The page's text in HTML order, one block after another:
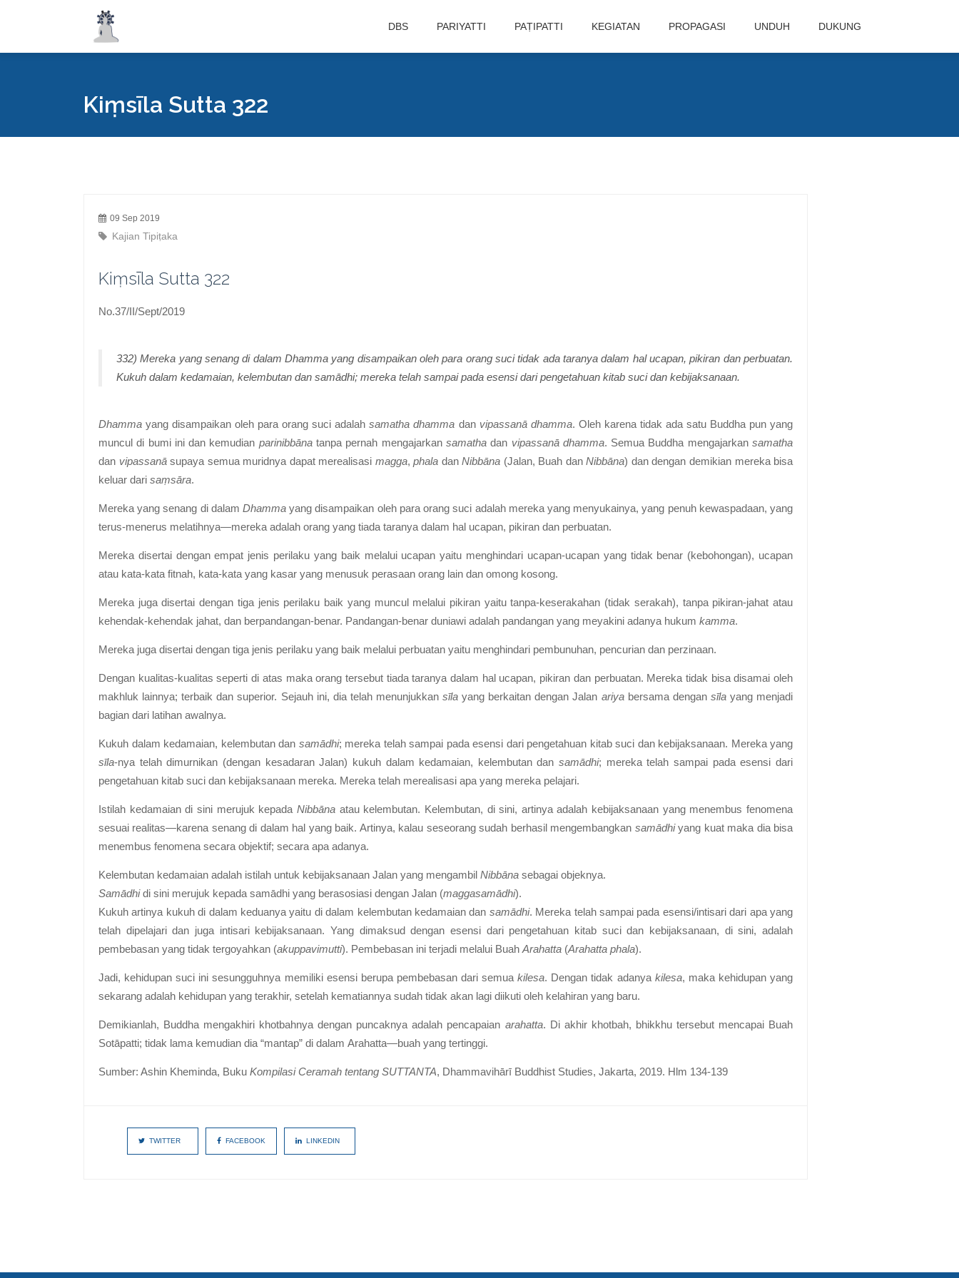
DBS PARIYATTI PAṬIPATTI KEGIATAN PROPAGASI UNDUH DUKUNG
Kiṃsīla Sutta 322
09 Sep 2019
Kajian Tipiṭaka
Kiṃsīla Sutta 322
No.37/II/Sept/2019
332) Mereka yang senang di dalam Dhamma yang disampaikan oleh para orang suci tidak ada taranya dalam hal ucapan, pikiran dan perbuatan.
Kukuh dalam kedamaian, kelembutan dan samādhi; mereka telah sampai pada esensi dari pengetahuan kitab suci dan kebijaksanaan.
Dhamma yang disampaikan oleh para orang suci adalahsamatha dhamma dan vipassanā dhamma. Oleh karena tidak ada satu Buddha pun yang
muncul di bumi ini dan kemudian parinibbānatanpa pernah mengajarkan samathadan vipassanā dhamma. Semua Buddha mengajarkansamatha
dan vipassanāsupaya semua muridnya dapat merealisasi magga,phala danNibbāna (Jalan, Buah danNibbāna) dan dengan demikian mereka bisa
keluar dari saṃsāra.
Mereka yang senang di dalamDhamma yang disampaikan oleh para orang suci adalah mereka yang menyukainya, yang penuh kewaspadaan, yang
terus-menerus melatihnya—mereka adalah orang yang tiada taranya dalam hal ucapan, pikiran dan perbuatan.
Mereka disertai dengan empat jenis perilaku yang baik melalui ucapan yaitu menghindari ucapan-ucapan yang tidak benar (kebohongan), ucapan
atau kata-kata fitnah, kata-kata yang kasar yang menusuk perasaan orang lain dan omong kosong.
Mereka juga disertai dengan tiga jenis perilaku baik yang muncul melalui pikiranyaitu tanpa-keserakahan (tidak serakah), tanpa pikiran-jahat atau
kehendak-kehendak jahat, dan berpandangan-benar. Pandangan-benar duniawi adalah pandangan yang meyakini adanya hukum kamma.
Mereka juga disertai dengan tiga jenis perilaku yang baik melalui perbuatan yaitu menghindari pembunuhan, pencurian dan perzinaan.
Dengan kualitas-kualitas seperti di atas maka orang tersebut tiada taranya dalam hal ucapan, pikiran dan perbuatan. Mereka tidak bisa disamai oleh
makhluk lainnya; terbaik dan superior. Sejauh ini, dia telah menunjukkan sīla yang berkaitan dengan Jalan ariyabersama dengan sīlayang menjadi
bagian dari latihan awalnya.
Kukuh dalam kedamaian, kelembutan dan samādhi; mereka telah sampai pada esensi dari pengetahuan kitab suci dan kebijaksanaan. Mereka yang
sīla-nya telah dimurnikan (dengan kesadaran Jalan) kukuh dalam kedamaian, kelembutan dansamādhi; mereka telah sampai pada esensi dari
pengetahuan kitab suci dan kebijaksanaan mereka. Mereka telah merealisasi apa yang mereka pelajari.
Istilah kedamaiandi sini merujuk kepada Nibbānaatau kelembutan. Kelembutan, di sini, artinya adalah kebijaksanaan yang menembus fenomena
sesuai realitas—karena senang di dalam hal yang baik. Artinya, kalau seseorang sudah berhasil mengembangkan samādhiyang kuat maka dia bisa
menembus fenomena secara objektif; secara apa adanya.
Kelembutan kedamaian adalah istilah untuk kebijaksanaan Jalan yang mengambil Nibbāna sebagai objeknya.
Samādhidi sini merujuk kepada samādhi yang berasosiasi dengan Jalan (maggasamādhi).
Kukuh artinya kukuh di dalam keduanya yaitu di dalam kelembutan kedamaian dan samādhi. Mereka telah sampai pada esensi/intisari dari apa yang
telah dipelajari dan juga intisari kebijaksanaan. Yang dimaksud dengan esensi dari pengetahuan kitab suci dan kebijaksanaan, di sini, adalah
pembebasan yang tidak tergoyahkan (akuppavimutti). Pembebasan ini terjadi melalui Buah Arahatta (Arahatta phala).
Jadi, kehidupan suci ini sesungguhnya memiliki esensi berupa pembebasan dari semuakilesa. Dengan tidak adanya kilesa, maka kehidupan yang
sekarang adalah kehidupan yang terakhir, setelah kematiannya sudah tidak akan lagi diikuti oleh kelahiran yang baru.
Demikianlah, Buddha mengakhiri khotbahnya dengan puncaknya adalah pencapaian arahatta. Di akhir khotbah, bhikkhu tersebut mencapai Buah
Sotāpatti; tidak lama kemudian dia “mantap” di dalam Arahatta—buah yang tertinggi.
Sumber: Ashin Kheminda, Buku Kompilasi Ceramah tentang SUTTANTA, Dhammavihārī Buddhist Studies, Jakarta, 2019. Hlm 134-139
TWITTER FACEBOOK LINKEDIN